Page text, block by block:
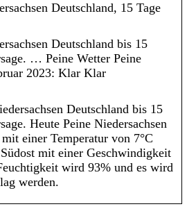
Deutschland, 15 Tage
Deutschland bis 15
… Peine Wetter Peine
2023: Klar Klar
Deutschland bis 15
Heute Peine Niedersachsen
einer Temperatur von 7°C
mit einer Geschwindigkeit
wird 93% und es wird
werden.